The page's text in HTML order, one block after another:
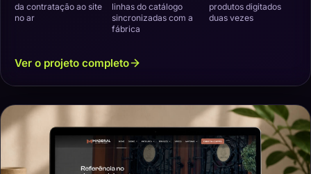
da contratação ao site
no ar
linhas do catálogo
sincronizadas com a
fábrica
produtos digitados
duas vezes
Ver o projeto completo